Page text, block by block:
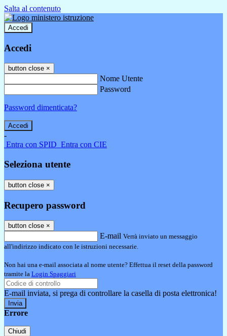
Salta al contenuto
Accedi
Accedi
button close ×
Nome Utente
Password
Password dimenticata?
-
Entra con SPID Entra con CIE
Seleziona utente
button close ×
Recupero password
button close ×
E-mail Verrà inviato un messaggio
all'indirizzo indicato con le istruzioni necessarie.
Non hai una e-mail associata al nome utente? Effettua il reset della password
tramite la Login Spaggiari
E-mail inviata, si prega di controllare la casella di posta elettronica!
Errore
Chiudi